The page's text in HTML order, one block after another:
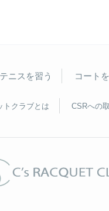
テニスを習う コート
トクラブとは CSRへの